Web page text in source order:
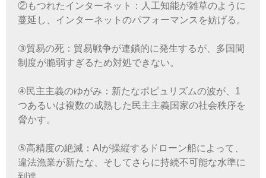
②もつれたインターネット：人工知能が雑草のように
蔓延し、インターネットのパフォーマンスを妨げる。
③貿易の死：貿易戦争が連鎖的に発生するが、多国間
制度が脆弱すぎるため対処できない。
④民主主義のゆがみ：新たなポピュリズムの波が、1
つあるいは複数の成熟した民主主義国家の社会秩序を
脅かす。
⑤高精度の絶滅：AIが操縦するドローン船によって、
違法漁業が新たな、そしてさらに持続不可能な水準に